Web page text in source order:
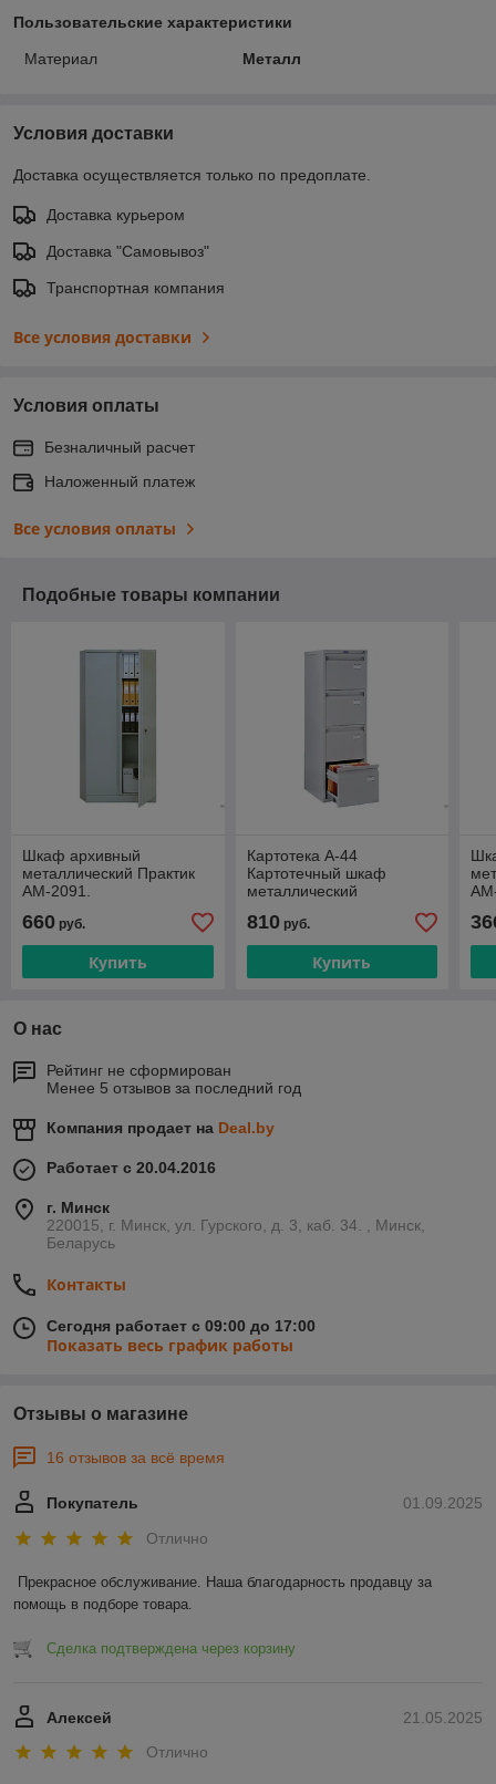
Пользовательские характеристики
Материал Металл
Условия доставки
Доставка осуществляется только по предоплате.
Доставка курьером
Доставка "Самовывоз"
Транспортная компания
Все условия доставки
Условия оплаты
Безналичный расчет
Наложенный платеж
Все условия оплаты
Подобные товары компании
Шкаф архивный
металлический Практик
AM-2091.
660 руб.
Купить
Картотека A-44
Картотечный шкаф
металлический
810руб.
Купить
О нас
Рейтинг не сформирован
Менее 5 отзывов за последний год
Компания продает на Deal.by
Работает с 20.04.2016
г. Минск
220015, г. Минск, ул. Гурского, д. 3, каб. 34. , Минск,
Беларусь
Контакты
Сегодня работает с 09:00 до 17:00
Показать весь график работы
Отзывы о магазине
16 отзывов за всё время
01.09.2025
Покупатель
Отлично
Прекрасное обслуживание. Наша благодарность продавцу за
помощь в подборе товара.
Сделка подтверждена через корзину
21.05.2025
Алексей
Отлично